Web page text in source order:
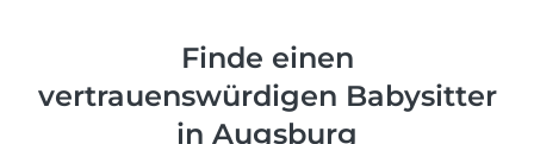
Finde einen
vertrauenswürdigen Babysitter
in Augsburg